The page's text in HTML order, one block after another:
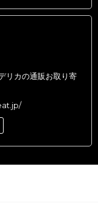
リカの通販お取り寄